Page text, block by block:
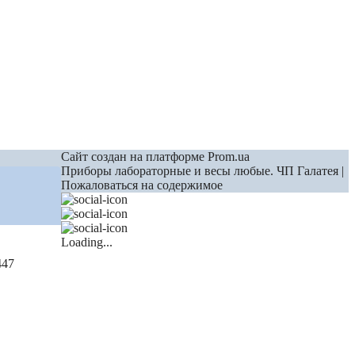
Сайт создан на платформе Prom.ua
Приборы лабораторные и весы любые. ЧП Галатея |
Пожаловаться на содержимое
Loading...